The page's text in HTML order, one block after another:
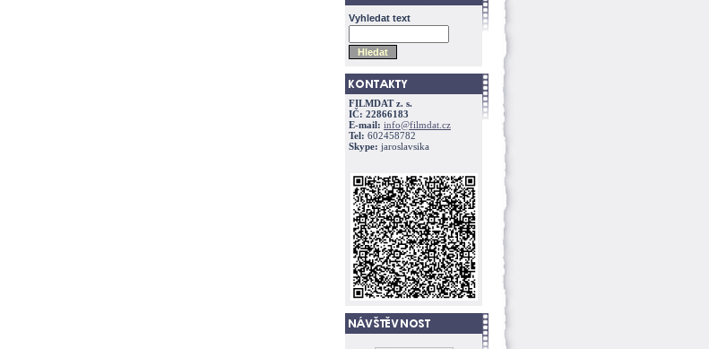
Vyhledat text
FILMDAT z. s.
IČ: 22866183
E-mail: info@filmdat.cz
Tel: 602458782
Skype: jaroslavsika